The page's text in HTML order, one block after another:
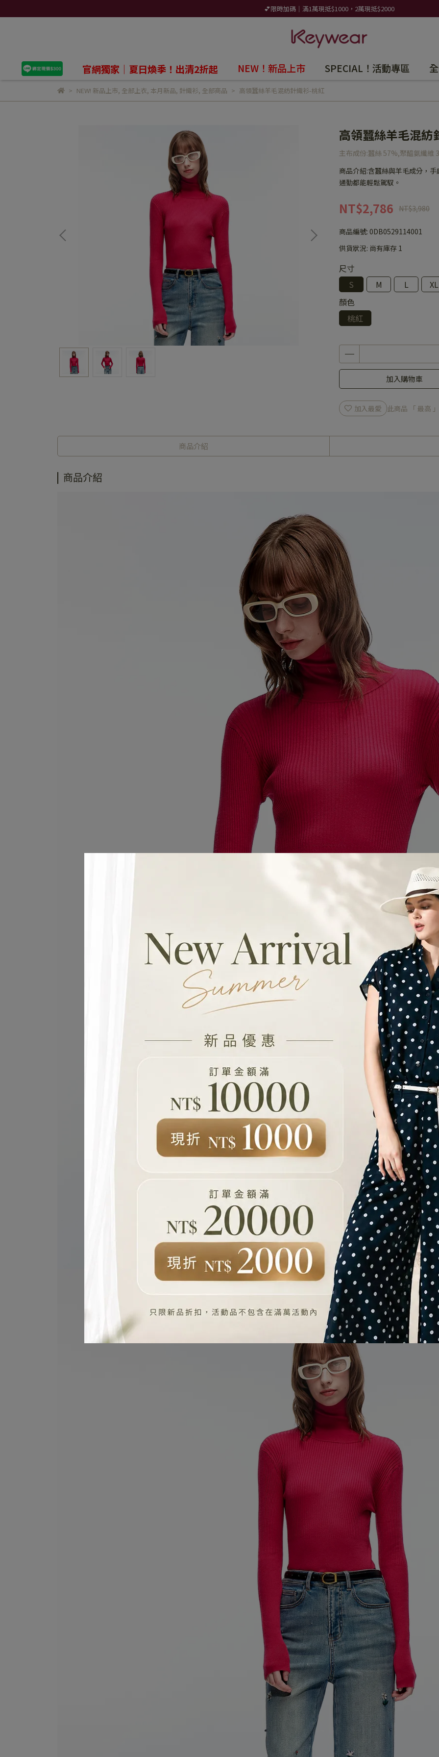
💕限時加碼｜滿1萬現抵$1000，2萬現抵$2000
官網獨家｜夏日煥季！出清2折起 NEW！新品上市 SPECIAL！活動專區
NEW! 新品上市, 全部上衣, 本月新品, 針織衫, 全部商品 高領蠶絲羊毛混紡針織衫-桃紅
高領蠶絲羊毛混紡
主布成份:蠶絲 57%,聚醯氨纖維
商品介紹:含蠶絲與羊毛成分，
通勤都能輕鬆駕馭。
NT$2,786 NT$3,980
商品編號: 0DB0529114001
供貨狀況: 尚有庫存 1
尺寸
S
M L
XL
顏色
桃紅
加入購物車
加入最愛 此商品 「 最高
商品介紹
商品介紹